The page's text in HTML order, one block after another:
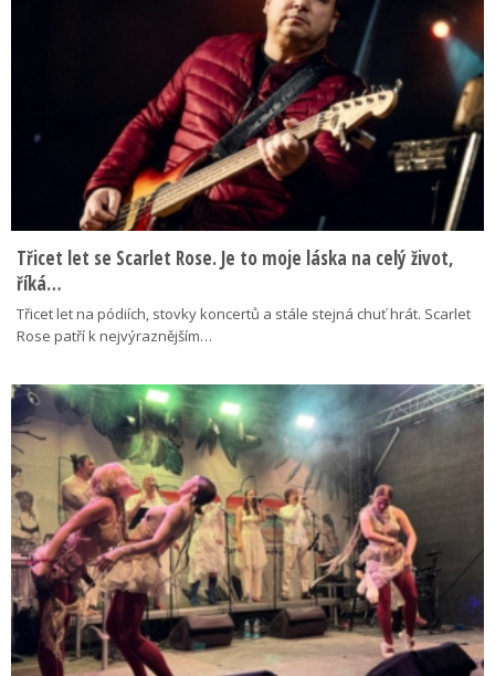
Třicet let se Scarlet Rose. Je to moje láska na celý život,
říká…
Třicet let na pódiích, stovky koncertů a stále stejná chuť hrát. Scarlet
Rose patří k nejvýraznějším…